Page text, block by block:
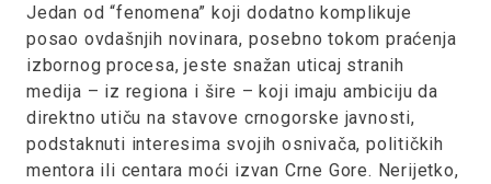
Jedan od “fenomena” koji dodatno komplikuje
posao ovdašnjih novinara, posebno tokom praćenja
izbornog procesa, jeste snažan uticaj stranih
medija – iz regiona i šire – koji imaju ambiciju da
direktno utiču na stavove crnogorske javnosti,
podstaknuti interesima svojih osnivača, političkih
mentora ili centara moći izvan Crne Gore. Nerijetko,